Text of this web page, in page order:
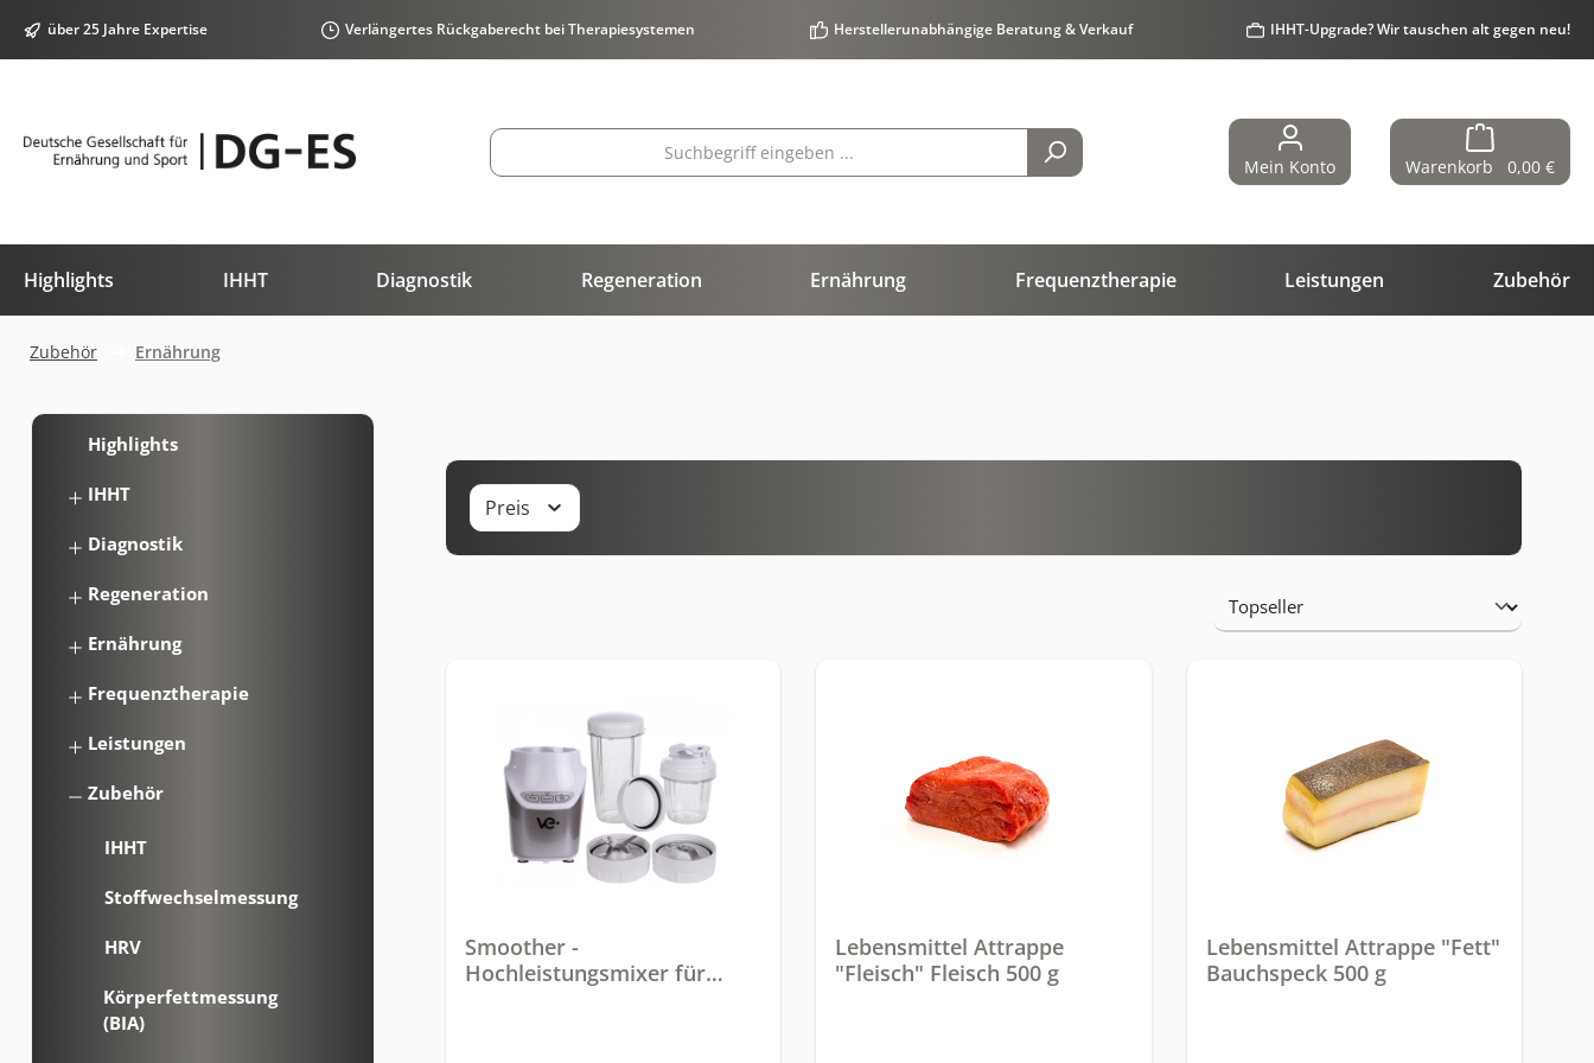
Zur Hauptnavigation springen
über 25 Jahre Expertise Verlängertes Rückgaberecht bei Therapiesystemen Herstellerunabhängige Beratung & Verkauf IHHT-Upgrade? Wir tauschen alt gegen neu!
Mein Konto Warenkorb 0,00 €
Highlights IHHT Diagnostik Regeneration Ernährung Frequenztherapie Leistungen Zubehör
Zubehör Ernährung
Highlights
IHHT
Diagnostik
Regeneration
Ernährung
Frequenztherapie
Leistungen
Zubehör
IHHT
Stoffwechselmessung
HRV
Körperfettmessung
(BIA)
Preis
Smoother -
Hochleistungsmixer für
Lebensmittel Attrappe
"Fleisch" Fleisch 500 g
Lebensmittel Attrappe "Fett"
Bauchspeck 500 g